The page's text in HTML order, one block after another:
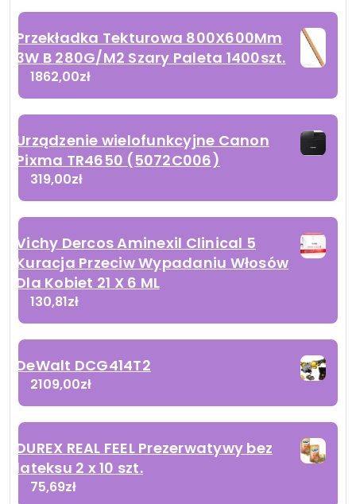
Przekładka Tekturowa 800X600Mm
3W B 280G/M2 Szary Paleta 1400szt.
1862,00zł
Urządzenie wielofunkcyjne Canon
Pixma TR4650 (5072C006)
319,00zł
Vichy Dercos Aminexil Clinical 5
Kuracja Przeciw Wypadaniu Włosów
Dla Kobiet 21 X 6 ML
130,81zł
DeWalt DCG414T2
2109,00zł
DUREX REAL FEEL Prezerwatywy bez
lateksu 2 x 10 szt.
75,69zł